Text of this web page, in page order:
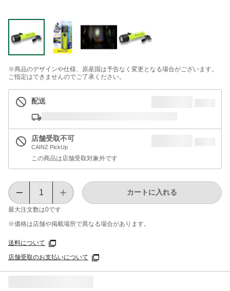
※商品のデザインや仕様、原産国は予告なく変更となる場合がございます。
ご指定はできませんのでご了承ください。
配送
店舗受取不可
CAINZ PickUp
この商品は店舗受取対象外です
最大注文数は0です
カートに入れる
※価格は​店舗や​掲載場所で​異なる​場合が​あります。
送料について
店舗受取のお支払いについて